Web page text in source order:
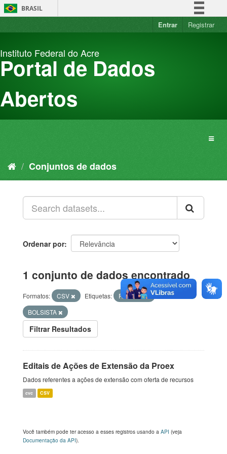
Pular
para
BRASIL
Simplifique!
Acesso à informação
Entrar Registrar
Instituto Federal do Acre
Portal de Dados
Abertos
Conjuntos de dados
Ordenar por
1 conjunto de dados encontrado
Formatos: CSV Etiquetas:
Rercurso
BOLSISTA
Filtrar Resultados
Editais de Ações de Extensão da Proex
Dados referentes a ações de extensão com oferta de recursos
cvc CSV
Você também pode ter acesso a esses registros usando a API (veja
Documentação da API).